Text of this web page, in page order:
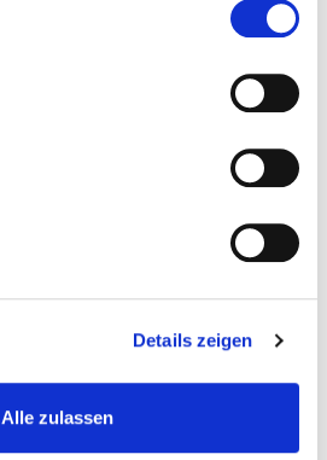
Details zeigen
Alle zulassen
- Montagerollbrett